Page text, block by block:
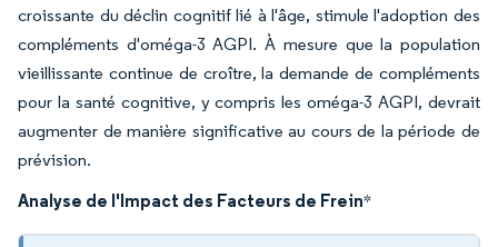
croissante du déclin cognitif lié à l'âge, stimule l'adoption des
compléments d'oméga-3 AGPI. À mesure que la population
vieillissante continue de croître, la demande de compléments
pour la santé cognitive, y compris les oméga-3 AGPI, devrait
augmenter de manière significative au cours de la période de
prévision.
Analyse de l'Impact des Facteurs de Frein*